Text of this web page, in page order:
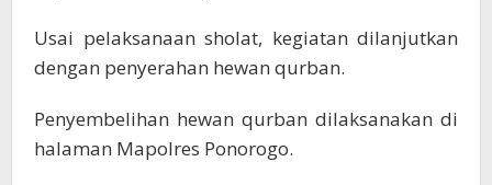
Usai pelaksanaan sholat, kegiatan dilanjutkan
dengan penyerahan hewan qurban.
Penyembelihan hewan qurban dilaksanakan di
halaman Mapolres Ponorogo.